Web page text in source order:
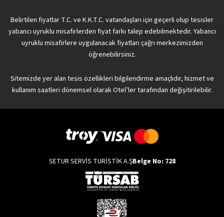
Belirtilen fiyatlar T.C. ve K.K.T.C. vatandaşları için geçerli olup tesisler
yabancı uyruklu misafirlerden fiyat farkı talep edebilmektedir. Yabancı
uyruklu misafirlere uygulanacak fiyatları çağrı merkezimizden
öğrenebilirsiniz.
Sitemizde yer alan tesis özellikleri bilgilendirme amaçlıdır, hizmet ve
kullanım saatleri dönemsel olarak Otel’ler tarafından değişitirilebilir.
SETUR SERVİS TURİSTİK A.ŞBelge No: 728